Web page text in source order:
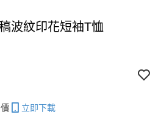
波紋印花短袖T恤
立即下載